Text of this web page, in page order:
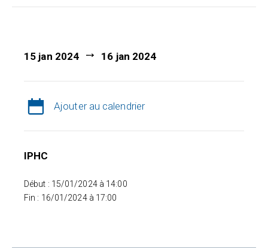
15 jan 2024 16 jan 2024
Ajouter au calendrier
IPHC
Début : 15/01/2024 à 14:00
Fin : 16/01/2024 à 17:00